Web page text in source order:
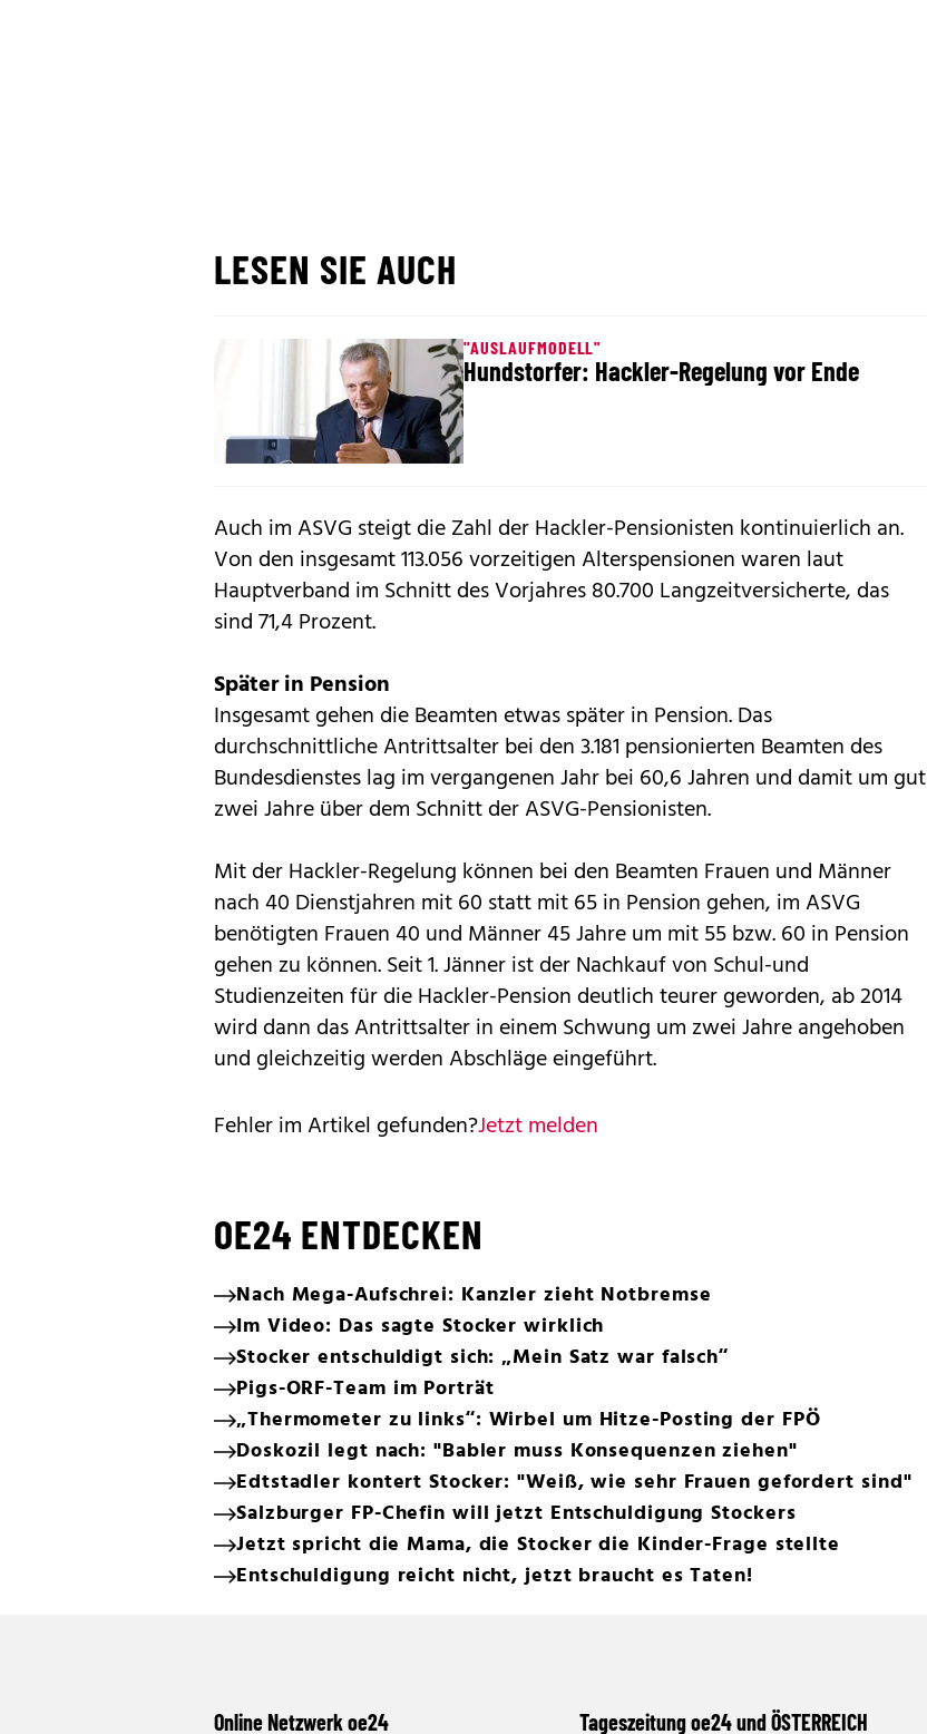
LESEN SIE AUCH
"AUSLAUFMODELL"
Hundstorfer: Hackler-Regelung vor Ende
Auch im ASVG steigt die Zahl der Hackler-Pensionisten kontinuierlich an.
Von den insgesamt 113.056 vorzeitigen Alterspensionen waren laut
Hauptverband im Schnitt des Vorjahres 80.700 Langzeitversicherte, das
sind 71,4 Prozent.
Später in Pension
Insgesamt gehen die Beamten etwas später in Pension. Das
durchschnittliche Antrittsalter bei den 3.181 pensionierten Beamten des
Bundesdienstes lag im vergangenen Jahr bei 60,6 Jahren und damit um gut
zwei Jahre über dem Schnitt der ASVG-Pensionisten.
Mit der Hackler-Regelung können bei den Beamten Frauen und Männer
nach 40 Dienstjahren mit 60 statt mit 65 in Pension gehen, im ASVG
benötigten Frauen 40 und Männer 45 Jahre um mit 55 bzw. 60 in Pension
gehen zu können. Seit 1. Jänner ist der Nachkauf von Schul-und
Studienzeiten für die Hackler-Pension deutlich teurer geworden, ab 2014
wird dann das Antrittsalter in einem Schwung um zwei Jahre angehoben
und gleichzeitig werden Abschläge eingeführt.
Fehler im Artikel gefunden?Jetzt melden
OE24 ENTDECKEN
Nach Mega-Aufschrei: Kanzler zieht Notbremse
Im Video: Das sagte Stocker wirklich
Stocker entschuldigt sich: „Mein Satz war falsch“
Pigs-ORF-Team im Porträt
„Thermometer zu links“: Wirbel um Hitze-Posting der FPÖ
Doskozil legt nach: "Babler muss Konsequenzen ziehen"
Edtstadler kontert Stocker: "Weiß, wie sehr Frauen gefordert sind"
Salzburger FP-Chefin will jetzt Entschuldigung Stockers
Jetzt spricht die Mama, die Stocker die Kinder-Frage stellte
Entschuldigung reicht nicht, jetzt braucht es Taten!
Online Netzwerk oe24 Tageszeitung oe24 und ÖSTERREICH